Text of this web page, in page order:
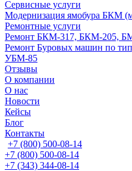
Сервисные услуги
Модернизация ямобура БКМ
Ремонтные услуги
Ремонт БКМ-317, БКМ-205,
Ремонт Буровых машин по
УБМ-85
Отзывы
О компании
О нас
Новости
Кейсы
Блог
Контакты
+7 (800) 500-08-14
+7 (800) 500-08-14
+7 (343) 344-08-14